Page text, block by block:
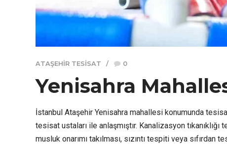
ATAŞEHIR TESISAT 0
Yenisahra
İstanbul Ataşehir Yenisahra mahallesi konumunda
tesisat ustaları ile anlaşmıştır. Kanalizasyon
musluk onarımı takılması, sızıntı tespiti veya